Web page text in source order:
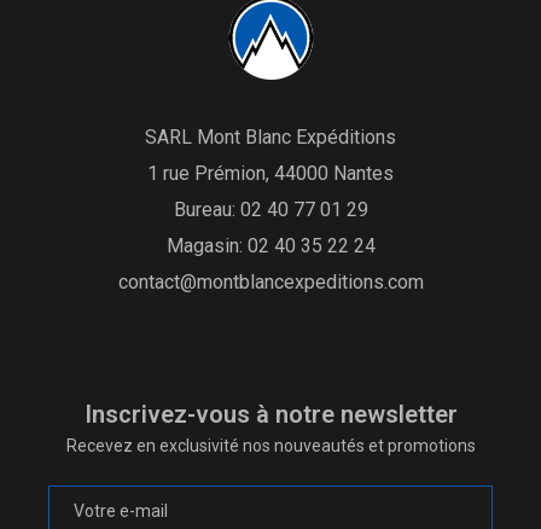
SARL Mont Blanc Expéditions
1 rue Prémion, 44000 Nantes
Bureau: 02 40 77 01 29
Magasin: 02 40 35 22 24
contact@montblancexpeditions.com
Inscrivez-vous à notre newsletter
Recevez en exclusivité nos nouveautés et promotions